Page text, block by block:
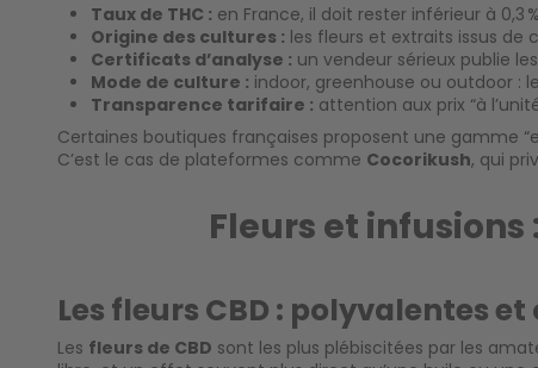
Taux de THC : en France, il doit rester inférieur à 0,3
Origine des cultures : les fleurs et extraits issus de
Certificats d’analyse : un vendeur sérieux publie
Mode de culture : indoor, greenhouse ou outdoor :
Transparence tarifaire : attention aux prix “à
Certaines boutiques françaises proposent une gamme
C’est le cas de plateformes comme Cocorikush, qui
Fleurs et
Les fleurs CBD : polyvalentes
Les fleurs de CBD sont les plus plébiscitées par les